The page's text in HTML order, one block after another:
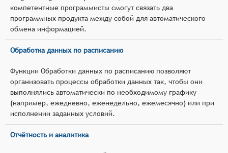
компетентные программисты смогут связать два
программных продукта между собой для автоматического
обмена информацией.
Обработка данных по расписанию
Функции Обработки данных по расписанию позволяют
организовать процессы обработки данных так, чтобы они
выполнялись автоматически по необходимому графику
(например, ежедневно, еженедельно, ежемесячно) или при
исполнении заданных условий.
Отчётность и аналитика